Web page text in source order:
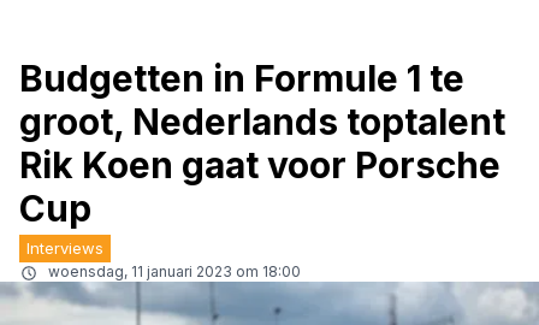
Budgetten in Formule 1 te
groot, Nederlands toptalent
Rik Koen gaat voor Porsche
Cup
Interviews
woensdag, 11 januari 2023 om 18:00